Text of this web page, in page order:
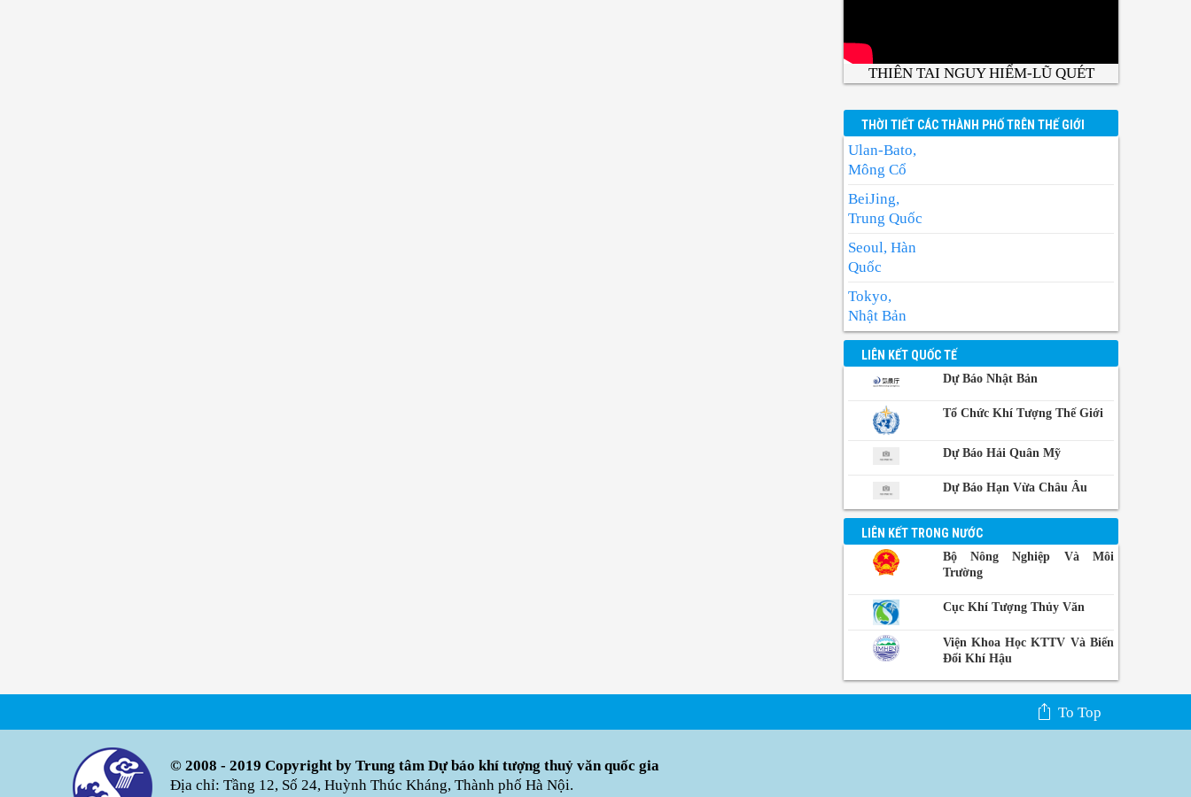
THIÊN TAI NGUY HIỂM-LŨ QUÉT
THỜI TIẾT CÁC THÀNH PHỐ TRÊN THẾ GIỚI
Ulan-Bato,
Mông Cổ
BeiJing,
Trung Quốc
Seoul, Hàn
Quốc
Tokyo,
Nhật Bản
BangKok,
Thái Lan
Philippin
Penh,
Campuchia
LIÊN KẾT QUỐC TẾ
Dự Báo Nhật Bản
Tổ Chức Khí Tượng Thế Giới
Dự Báo Hải Quân Mỹ
Dự Báo Hạn Vừa Châu Âu
LIÊN KẾT TRONG NƯỚC
Bộ Nông Nghiệp Và Môi
Trường
Cục Khí Tượng Thủy Văn
Viện Khoa Học KTTV Và Biến
Đổi Khí Hậu
To Top
© 2008 - 2019 Copyright by Trung tâm Dự báo khí tượng thuỷ văn quốc gia
Địa chỉ: Tầng 12, Số 24, Huỳnh Thúc Kháng, Thành phố Hà Nội.